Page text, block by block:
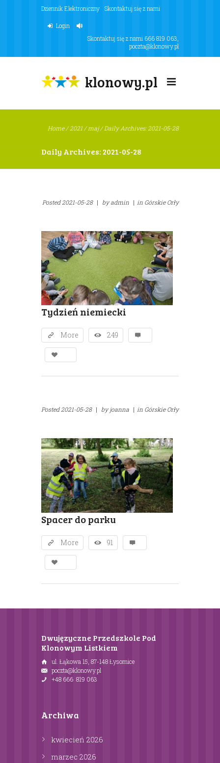
Dziennik Elektroniczny Skontaktuj się z nami
Login
Skontaktuj się z nami 666 819 063
poczta@klonowy.pl
klonowy.pl
Home/2021/maj/Daily Archives: 2021-05-28
Daily Archives: 2021-05-28
Posted2021-05-28 | byadmin | in Górskie Orły
Tydzień niemiecki
More 249
Posted2021-05-28 | byjoanna | in Górskie Orły
Spacer do parku
More 91
Dwujęzyczne Przedszkole Pod
Klonowym Listkiem
ul. Łąkowa 15, 87-148 Łysomice
poczta@klonowy.pl
+48 666 819 063
Archiwa
kwiecień 2026
marzec 2026